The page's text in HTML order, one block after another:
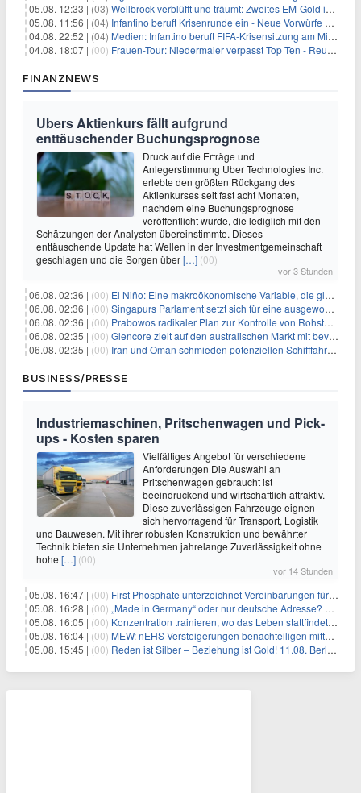
05.08. 12:33 | (03) Wellbrock verblüfft und träumt: Zweites EM-Gold in Paris
05.08. 11:56 | (04) Infantino beruft Krisenrunde ein - Neue Vorwürfe gegen FIFA
04.08. 22:52 | (04) Medien: Infantino beruft FIFA-Krisensitzung am Mittwoch ein
04.08. 18:07 | (00) Frauen-Tour: Niedermaier verpasst Top Ten - Reusser siegt
FINANZNEWS
Ubers Aktienkurs fällt aufgrund
enttäuschender Buchungsprognose
Druck auf die Erträge und
Anlegerstimmung Uber Technologies Inc.
erlebte den größten Rückgang des
Aktienkurses seit fast acht Monaten,
nachdem eine Buchungsprognose
veröffentlicht wurde, die lediglich mit den
Schätzungen der Analysten übereinstimmte. Dieses
enttäuschende Update hat Wellen in der Investmentgemeinschaft
geschlagen und die Sorgen über[…] (00)
vor 3 Stunden
06.08. 02:36 | (00) El Niño: Eine makroökonomische Variable, die globale Wirtschaftslandschaften umgestaltet
06.08. 02:36 | (00) Singapurs Parlament setzt sich für eine ausgewogene wirtschaftliche Zukunft ein
06.08. 02:36 | (00) Prabowos radikaler Plan zur Kontrolle von Rohstoffexporten steht vor konkurrierenden Visionen
06.08. 02:35 | (00) Glencore zielt auf den australischen Markt mit bevorstehendem Sekundärlisting
06.08. 02:35 | (00) Iran und Oman schmieden potenziellen Schifffahrtsvertrag im Hormuskanal
BUSINESS/PRESSE
Industriemaschinen, Pritschenwagen und Pick-
ups - Kosten sparen
Vielfältiges Angebot für verschiedene
Anforderungen Die Auswahl an
Pritschenwagen gebraucht ist
beeindruckend und wirtschaftlich attraktiv.
Diese zuverlässigen Fahrzeuge eignen
sich hervorragend für Transport, Logistik
und Bauwesen. Mit ihrer robusten Konstruktion und bewährter
Technik bieten sie Unternehmen jahrelange Zuverlässigkeit ohne
hohe […] (00)
vor 14 Stunden
05.08. 16:47 | (00) First Phosphate unterzeichnet Vereinbarungen für nicht zu refundierende Zuwendungen in Höhe von 4,84 Mio. $ von der kanadischen Regierung für Straßeninfrastruktur und Stromübertragungsleitungen
05.08. 16:28 | (00) „Made in Germany“ oder nur deutsche Adresse? So erkennen Sie, wo Ihre Leiterplatten wirklich gefertigt werden
05.08. 16:05 | (00) Konzentration trainieren, wo das Leben stattfindet: Mobile EEG-Technologie bringt Neurofeedback in den Alltag
05.08. 16:04 | (00) MEW: nEHS-Versteigerungen benachteiligen mittelständische Unternehmen
05.08. 15:45 | (00) Reden ist Silber – Beziehung ist Gold! 11.08. Berlin – 18:30 Uhr